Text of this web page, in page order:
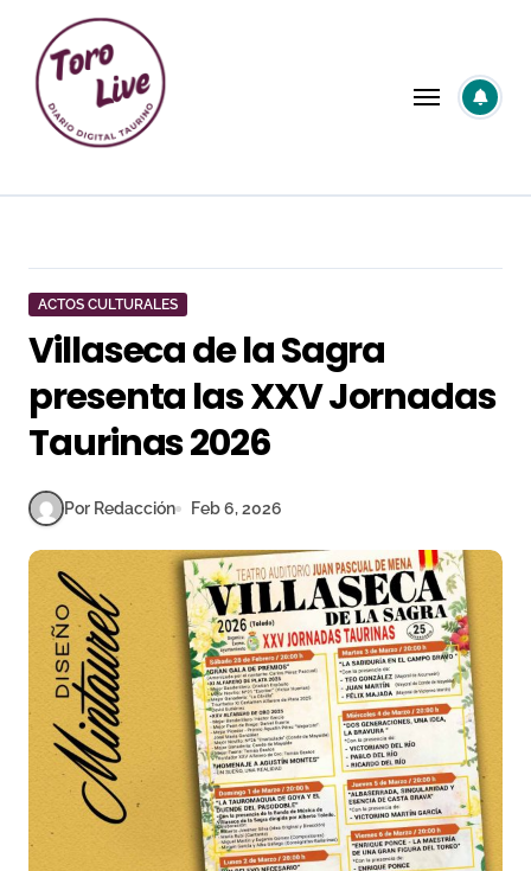
contenido
ACTOS CULTURALES
Villaseca de la Sagra
presenta las XXV Jornadas
Taurinas 2026
Por Redacción Feb 6, 2026